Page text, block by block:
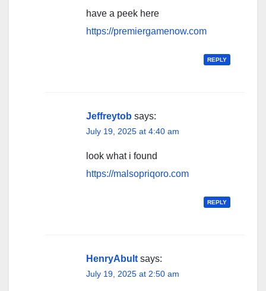
have a peek here
https://premiergamenow.com
REPLY
Jeffreytob says:
July 19, 2025 at 4:40 am
look what i found
https://malsopriqoro.com
REPLY
HenryAbult says:
July 19, 2025 at 2:50 am